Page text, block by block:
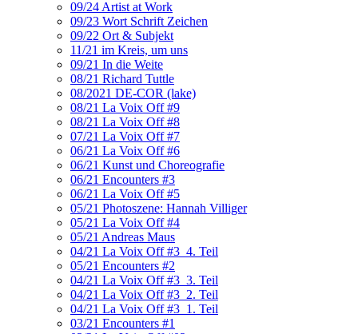
09/24 Artist at Work
09/23 Wort Schrift Zeichen
09/22 Ort & Subjekt
11/21 im Kreis, um uns
09/21 In die Weite
08/21 Richard Tuttle
08/2021 DE-COR (lake)
08/21 La Voix Off #9
08/21 La Voix Off #8
07/21 La Voix Off #7
06/21 La Voix Off #6
06/21 Kunst und Choreografie
06/21 Encounters #3
06/21 La Voix Off #5
05/21 Photoszene: Hannah Villiger
05/21 La Voix Off #4
05/21 Andreas Maus
04/21 La Voix Off #3_4. Teil
05/21 Encounters #2
04/21 La Voix Off #3_3. Teil
04/21 La Voix Off #3_2. Teil
04/21 La Voix Off #3_1. Teil
03/21 Encounters #1